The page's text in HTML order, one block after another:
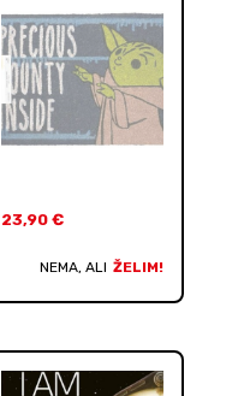
23,90 €
NEMA, ALI ŽELIM!